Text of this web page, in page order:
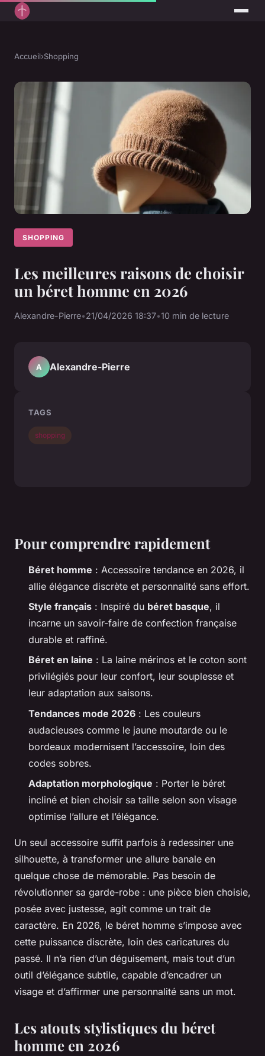
Accueil›Shopping
SHOPPING
Les meilleures raisons de choisir
un béret homme en 2026
Alexandre-Pierre•21/04/2026 18:37•10 min de lecture
Pour comprendre rapidement
Béret homme : Accessoire tendance en 2026, il
allie élégance discrète et personnalité sans effort.
Style français : Inspiré du béret basque, il
incarne un savoir-faire de confection française
durable et raffiné.
Béret en laine : La laine mérinos et le coton sont
privilégiés pour leur confort, leur souplesse et
leur adaptation aux saisons.
Tendances mode 2026 : Les couleurs
audacieuses comme le jaune moutarde ou le
bordeaux modernisent l’accessoire, loin des
codes sobres.
Adaptation morphologique : Porter le béret
incliné et bien choisir sa taille selon son visage
optimise l’allure et l’élégance.
Un seul accessoire suffit parfois à redessiner une
silhouette, à transformer une allure banale en
quelque chose de mémorable. Pas besoin de
révolutionner sa garde-robe : une pièce bien choisie,
posée avec justesse, agit comme un trait de
caractère. En 2026, le béret homme s’impose avec
cette puissance discrète, loin des caricatures du
passé. Il n’a rien d’un déguisement, mais tout d’un
outil d’élégance subtile, capable d’encadrer un
visage et d’affirmer une personnalité sans un mot.
Les atouts stylistiques du béret
homme en 2026
A Alexandre-Pierre
TAGS
shopping